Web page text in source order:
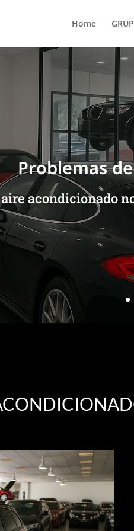
Home
Problemas
acondicionado